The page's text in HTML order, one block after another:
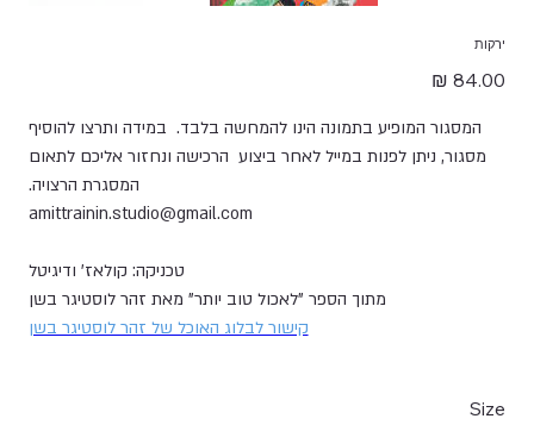
ירקות
מחיר
המסגור המופיע בתמונה הינו להמחשה בלבד. במידה ותרצו להוסיף
מסגור, ניתן לפנות במייל לאחר ביצוע הרכישה ונחזור אליכם לתאום
המסגרת הרצויה.
amittrainin.studio@gmail.com
טכניקה: קולאז' ודיגיטל
מתוך הספר "לאכול טוב יותר" מאת זהר לוסטיגר בשן
קישור לבלוג האוכל של זהר לוסטיגר בשן
Size